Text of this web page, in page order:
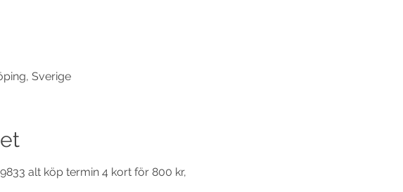
Sverige
alt köp termin 4 kort för 800 kr,